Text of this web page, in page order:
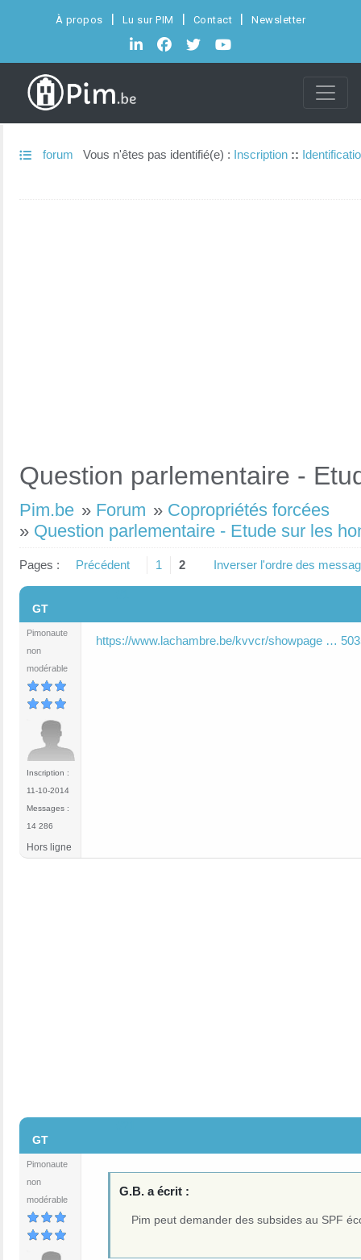
À propos Lu sur PIM Contact Newsletter
forum Vous n'êtes pas identifié(e) : Inscription ::
Question parlementaire -
Pim.be » Forum » Copropriétés forcées
» Question parlementaire - Etude sur les
Pages : Précédent 1 2 Inverser l'ordre des
GT
Pimonaute
non
modérable
Inscription :
11-10-2014
Messages :
14 286
https://www.lachambre.be/kvvcr/showpage …
Hors ligne
GT
Pimonaute
non
modérable
G.B. a écrit :
Pim peut demander des subsides au SPF